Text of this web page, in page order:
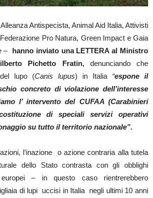
Antispecista, Animal Aid Italia, Attivisti
Pro Natura, Green Impact e Gaia
– hanno inviato una LETTERAal Ministro
Pichetto Fratin,denunciando che
del lupo (Canis lupus) in Italia “espone il
concreto di violazione dell’interesse
l’ intervento del CUFAA (Carabinieri
di speciali servizi operativi
su tutto il territorio nazionale”.
l’inazione o azione contraria alla tutela
dello Stato contrasta con gli obblighi
– in questo caso rientrerebbero
di lupi uccisi in Italia negli ultimi 10 anni